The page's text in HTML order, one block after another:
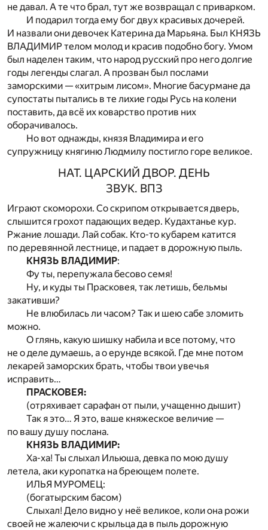
не давал. А те что брал, тут же возвращал с приварком.
И подарил тогда ему бог двух красивых дочерей.
И назвали они девочек Катерина да Марьяна. Был КНЯЗЬ
ВЛАДИМИР телом молод и красив подобно богу. Умом
был наделен таким, что народ русский про него долгие
годы легенды слагал. А прозван был послами
заморскими — «хитрым лисом». Многие басурмане да
супостаты пытались в те лихие годы Русь на колени
поставить, да всё их коварство против них
оборачивалось.
Но вот однажды, князя Владимира и его
супружницу княгиню Людмилу постигло горе великое.
НАТ. ЦАРСКИЙ ДВОР. ДЕНЬ
ЗВУК. ВПЗ
Играют скоморохи. Со скрипом открывается дверь,
слышится грохот падающих ведер. Кудахтанье кур.
Ржание лошади. Лай собак. Кто-то кубарем катится
по деревянной лестнице, и падает в дорожную пыль.
КНЯЗЬ ВЛАДИМИР:
Фу ты, перепужала бесово семя!
Ну, и куды ты Прасковея, так летишь, бельмы
закативши?
Не влюбилась ли часом? Так и шею сабе зломить
можно.
О глянь, какую шишку набила и все потому, что
не о деле думаешь, а о ерунде всякой. Где мне потом
лекарей заморских брать, чтобы твои увечья
исправить…
ПРАСКОВЕЯ:
(отряхивает сарафан от пыли, учащенно дышит)
Так я это… Я это, ваше княжеское величие —
по вашу душу послана.
КНЯЗЬ ВЛАДИМИР:
Ха-ха! Ты слыхал Ильюша, девка по мою душу
летела, аки куропатка на бреющем полете.
ИЛЬЯ МУРОМЕЦ:
(богатырским басом)
Слыхал! Дело видно у неё великое, коли она рожи
своей не жалеючи с крыльца да в пыль дорожную